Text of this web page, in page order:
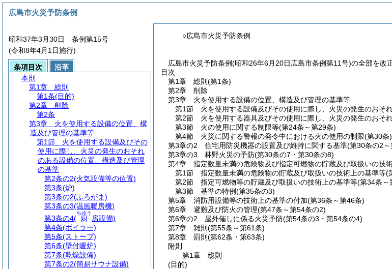
○広島市火災予防条例
広島市火災予防条例(昭和26年6月20日広島市条例第11号)の全部を改正
目次
第1章
総則 (第1条)
第2章
削除
第3章
火を使用する設備の位置、構造及び管理の基準等
第1節
火を使用する設備及びその使用に際し、火災の発生のおそ
第2節
火を使用する器具及びその使用に際し、火災の発生のおそ
第3節
火の使用に関する制限等(第24条～第29条)
第4節
火災に関する警報の発令中における火の使用の制限(第30条)
第3章の2
住宅用防災機器の設置及び維持に関する基準(第30条の2
第3章の3
林野火災の予防(第30条の7・第30条の8)
第4章
指定数量未満の危険物及び指定可燃物の貯蔵及び取扱いの技
第1節
指定数量未満の危険物の貯蔵及び取扱いの技術上の基準等(
第2節
指定可燃物等の貯蔵及び取扱いの技術上の基準等(第34条～
第3節
基準の特例(第35条の3)
第5章
消防用設備等の技術上の基準の付加(第36条～第46条)
第6章
避難及び防火の管理(第47条～第54条の2)
第6章の2
屋外催しに係る火災予防(第54条の3・第54条の4)
第7章
雑則 (第55条～第61条)
第8章
罰則 (第62条・第63条)
附則
第1章
総則
(目的)
広島市火災予防条例
昭和37年3月30日 条例第15号
(令和8年4月1日施行)
条項目次
沿革
本則
第1章
総則
第1条(目的)
第2章
削除
第2条
第3章
火を使用する設備の位置、構
造及び管理の基準等
第1節
火を使用する設備及びその
使用に際し、火災の発生のおそれ
のある設備の位置、構造及び管理
の基準
第2条の2(火気設備等の位置)
第3条(炉)
第3条の2(ふろがま)
第3条の3(温風暖房機)
第3条の4( 厨
ちゆう
房設備)
第4条(ボイラー)
第5条(ストーブ)
第6条(壁付暖炉)
第7条(乾燥設備)
第7条の2(簡易サウナ設備)